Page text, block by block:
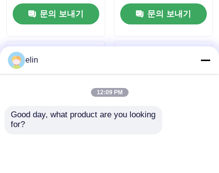
문의 보내기
키패드 ATM 키보드
문의 보내기
elin
12:09 PM
Good day, what product are you looking
for?